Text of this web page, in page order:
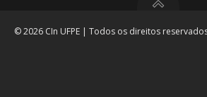
© 2026 CIn UFPE | Todos os direitos